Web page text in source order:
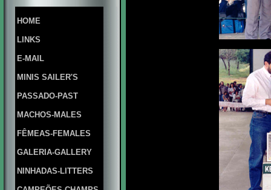
HOME
LINKS
E-MAIL
MINIS SAILER'S
PASSADO-PAST
MACHOS-MALES
FÊMEAS-FEMALES
GALERIA-GALLERY
NINHADAS-LITTERS